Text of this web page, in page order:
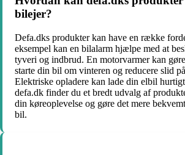
bilejer?
Defa.dks produkter kan have en række
eksempel kan en bilalarm hjælpe med at
tyveri og indbrud. En motorvarmer kan
starte din bil om vinteren og reducere slid
Elektriske opladere kan lade din elbil
defa.dk finder du et bredt udvalg af
din køreoplevelse og gøre det mere
bil.